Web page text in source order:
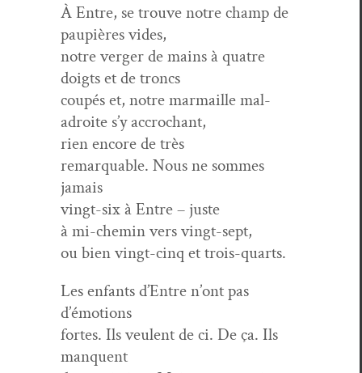
À Entre, se trou­ve notre champ de
paupières vides,
notre verg­er de mains à qua­tre
doigts et de troncs
coupés et, notre mar­maille mal­
adroite s’y accrochant,
rien encore de très
remar­quable. Nous ne sommes
jamais
vingt-six à Entre – juste
à mi-chemin vers vingt-sept,
ou bien vingt-cinq et trois-quarts.
Les enfants d’Entre n’ont pas
d’émotions
fortes. Ils veu­lent de ci. De ça. Ils
manquent